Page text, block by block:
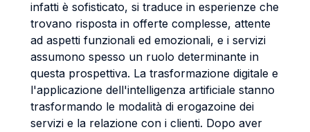
infatti è sofisticato, si traduce in esperienze che
trovano risposta in offerte complesse, attente
ad aspetti funzionali ed emozionali, e i servizi
assumono spesso un ruolo determinante in
questa prospettiva. La trasformazione digitale e
l'applicazione dell'intelligenza artificiale stanno
trasformando le modalità di erogazoine dei
servizi e la relazione con i clienti. Dopo aver